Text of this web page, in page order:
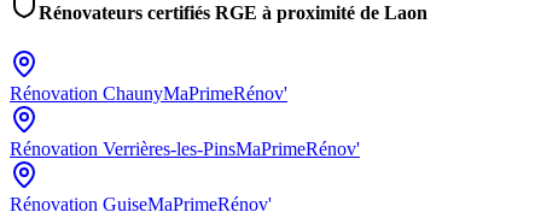
Rénovateurs certifiés RGE à proximité de Laon
Rénovation ChaunyMaPrimeRénov'
Rénovation Verrières-les-PinsMaPrimeRénov'
Rénovation GuiseMaPrimeRénov'